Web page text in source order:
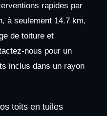
rapides par
à seulement 14.7 km,
de toiture et
nous pour un
inclus dans un rayon
toits en tuiles